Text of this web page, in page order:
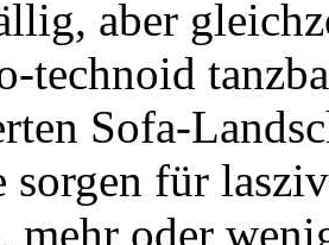
aber
technoid
Sofa-
für
mehr oder